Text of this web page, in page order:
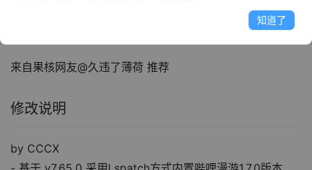
6.9.1 去广告版首页简单明了（追番+推荐+影视）下面是
（首页+频道+动态+我的）无广告删除了很多无用功能。
来自果核网友@久违了薄荷 推荐
修改说明
by CCCX
知道了